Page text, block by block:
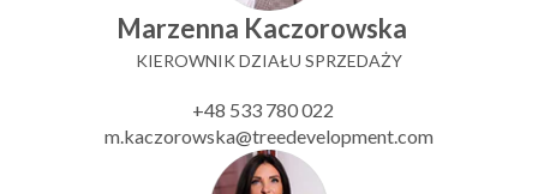
Marzenna Kaczorowska
KIEROWNIK DZIAŁU SPRZEDAŻY
+48 533 780 022
m.kaczorowska@treedevelopment.com